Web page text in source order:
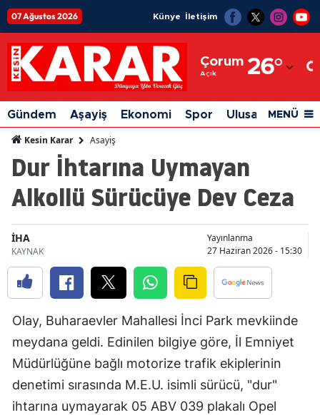
07 Ağustos 2026 Künye İletişim
Çorum
Açık 26°
Adıyaman
Afyonkarahisar
Ağrı
Amasya
Ankara
Artvin
Aydın
Bilecik
Bingöl
Bitlis
Gündem Aşayiş Ekonomi Spor Ulusal Siyaset
MENÜ
Kesin Karar Asayiş
Dur İhtarına Uymayan
Alkollü Sürücüye Dev Ceza
İHA
KAYNAK
Yayınlanma
27 Haziran 2026 - 15:30
Olay, Buharaevler Mahallesi İnci Park mevkiinde
meydana geldi. Edinilen bilgiye göre, İl Emniyet
Müdürlüğüne bağlı motorize trafik ekiplerinin
denetimi sırasında M.E.U. isimli sürücü, "dur"
ihtarına uymayarak 05 ABV 039 plakalı Opel